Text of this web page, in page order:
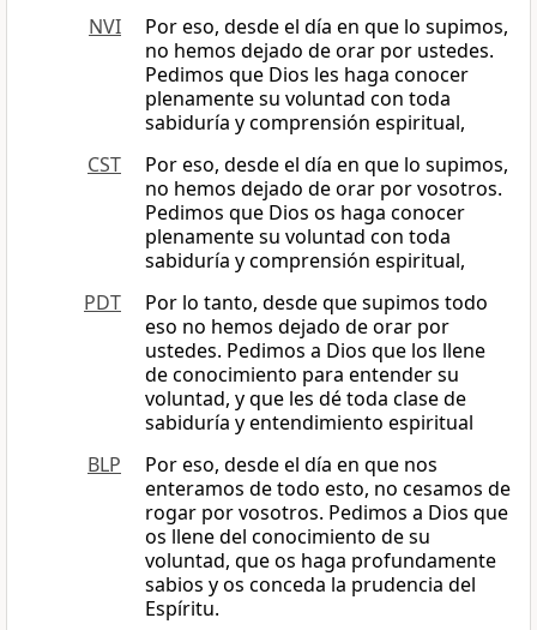
NVI
Por eso, desde el día en que lo supimos,
no hemos dejado de orar por ustedes.
Pedimos que Dios les haga conocer
plenamente su voluntad con toda
sabiduría y comprensión espiritual,
CST
Por eso, desde el día en que lo supimos,
no hemos dejado de orar por vosotros.
Pedimos que Dios os haga conocer
plenamente su voluntad con toda
sabiduría y comprensión espiritual,
PDT
Por lo tanto, desde que supimos todo
eso no hemos dejado de orar por
ustedes. Pedimos a Dios que los llene
de conocimiento para entender su
voluntad, y que les dé toda clase de
sabiduría y entendimiento espiritual
BLP
Por eso, desde el día en que nos
enteramos de todo esto, no cesamos de
rogar por vosotros. Pedimos a Dios que
os llene del conocimiento de su
voluntad, que os haga profundamente
sabios y os conceda la prudencia del
Espíritu.